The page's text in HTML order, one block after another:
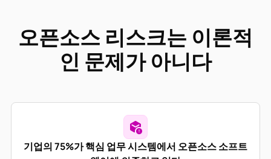
오픈소스 리스크는 이론적
인 문제가 아니다
기업의 75%가 핵심 업무 시스템에서 오픈소스 소프트